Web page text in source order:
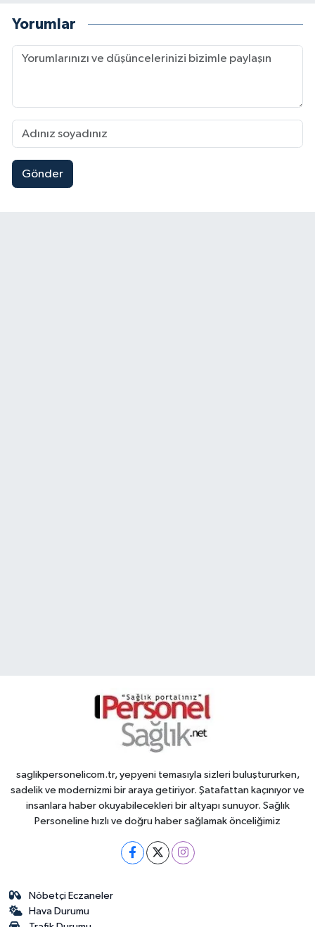
Yorumlar
Gönder
saglikpersonelicom.tr, yepyeni temasıyla sizleri buluştururken,
sadelik ve modernizmi bir araya getiriyor. Şatafattan kaçınıyor ve
insanlara haber okuyabilecekleri bir altyapı sunuyor. Sağlık
Personeline hızlı ve doğru haber sağlamak önceliğimiz
Nöbetçi Eczaneler
Hava Durumu